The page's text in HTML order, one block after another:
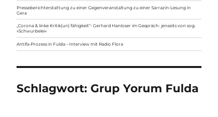
Presseberichterstattung zu einer Gegenveranstaltung zu einer Sarrazin-Lesung in
Gera
„Corona & linke Kritik(un) fähigkeit“- Gerhard Hanloser im Gespräch- jenseits von sog.
»Schwurbelei«
Antifa-Prozess in Fulda – Interview mit Radio Flora
Schlagwort: Grup Yorum Fulda